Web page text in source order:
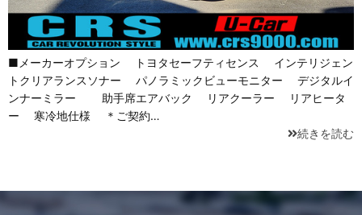
■メーカーオプション トヨタセーフティセンス インテリジェン
トクリアランスソナー パノラミックビューモニター デジタルイ
ンナーミラー 助手席エアバック リアクーラー リアヒータ
ー 寒冷地仕様 ＊ご契約…
続きを読む